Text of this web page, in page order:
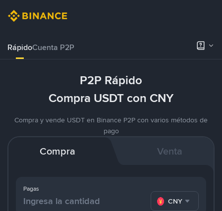
RápidoCuenta P2P
P2P Rápido
Compra USDT con CNY
Compra y vende USDT en Binance P2P con varios métodos de
pago
Compra Venta
Pagas
CNY